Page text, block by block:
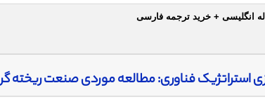
انگلیسی + خرید ترجمه فارسی
استراتژیک فناوری: مطالعه موردی صنعت ریخته